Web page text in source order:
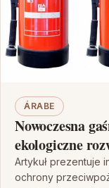
ÁRABE
Nowoczesna
ekologiczne
Artykuł prezentuje
ochrony